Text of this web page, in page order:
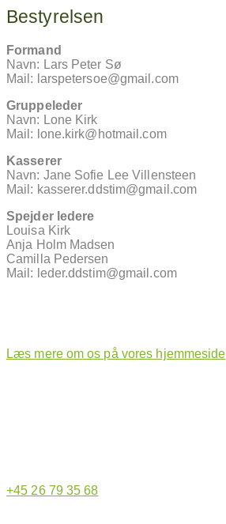
Bestyrelsen
Formand
Navn: Lars Peter Sø
Mail: larspetersoe@gmail.com
Gruppeleder
Navn: Lone Kirk
Mail: lone.kirk@hotmail.com
Kasserer
Navn: Jane Sofie Lee Villensteen
Mail: kasserer.ddstim@gmail.com
Spejder ledere
Louisa Kirk
Anja Holm Madsen
Camilla Pedersen
Mail: leder.ddstim@gmail.com
Læs mere om os på vores hjemmeside
+45 26 79 35 68